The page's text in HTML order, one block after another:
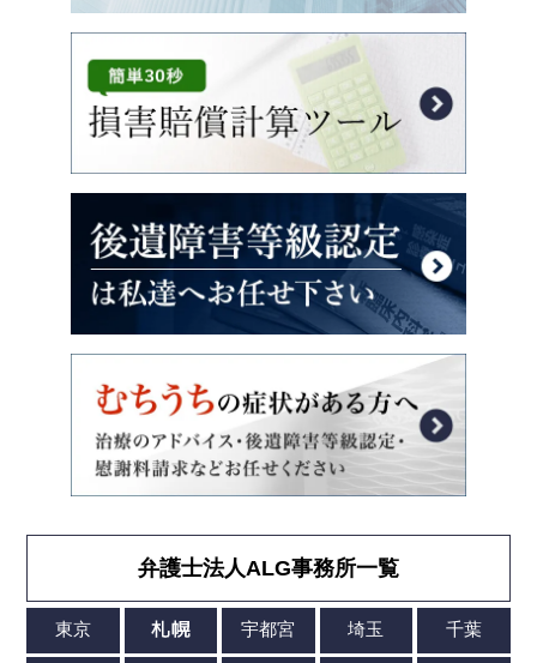
弁護士法人ALG事務所一覧